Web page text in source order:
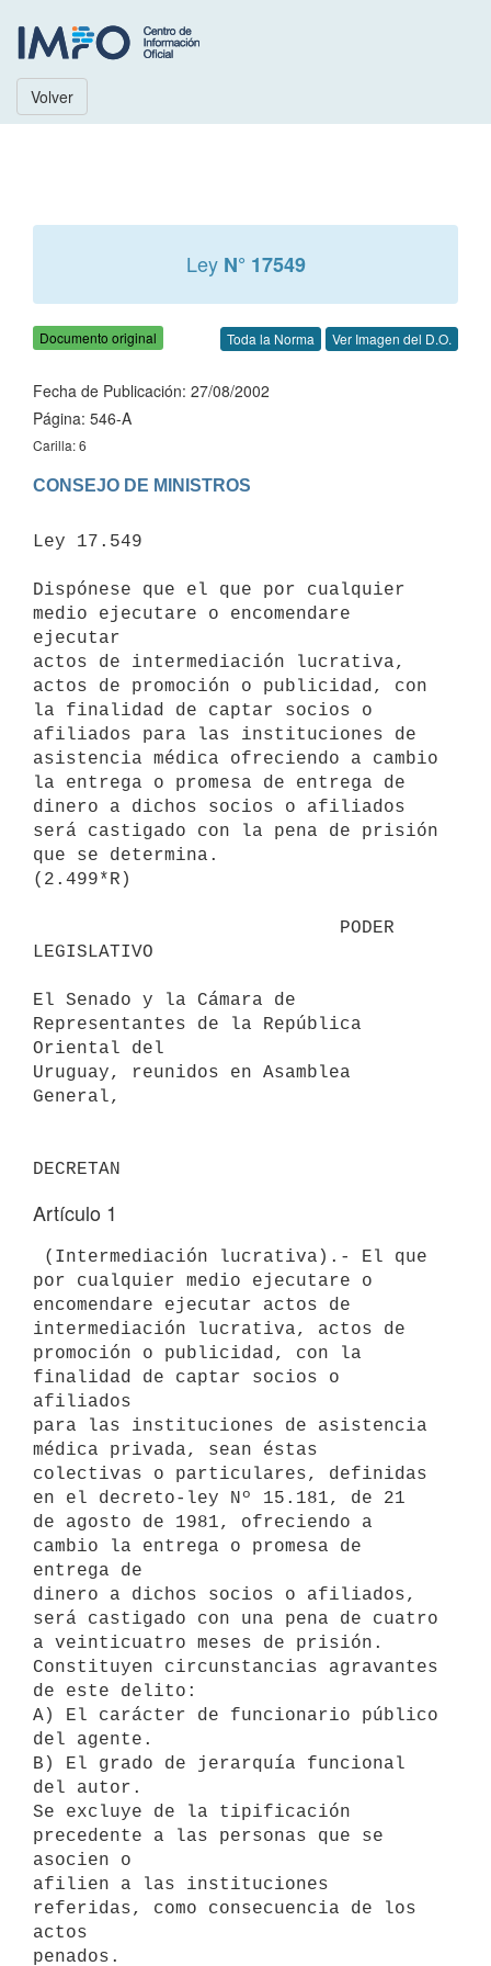
Volver
Ley N° 17549
Documento original Toda la Norma Ver Imagen del D.O.
Fecha de Publicación: 27/08/2002
Página: 546-A
Carilla: 6
CONSEJO DE MINISTROS
Ley 17.549
Dispónese que el que por cualquier
medio ejecutare o encomendare
ejecutar
actos de intermediación lucrativa,
actos de promoción o publicidad, con
la finalidad de captar socios o
afiliados para las instituciones de
asistencia médica ofreciendo a cambio
la entrega o promesa de entrega de
dinero a dichos socios o afiliados
será castigado con la pena de prisión
que se determina.
(2.499*R)
LEGISLATIVO
El Senado y la Cámara de
Representantes de la República
Oriental del
Uruguay, reunidos en Asamblea
General,
Artículo 1
por cualquier medio ejecutare o
encomendare ejecutar actos de
intermediación lucrativa, actos de
promoción o publicidad, con la
finalidad de captar socios o
afiliados
para las instituciones de asistencia
médica privada, sean éstas
colectivas o particulares, definidas
en el decreto-ley Nº 15.181, de 21
de agosto de 1981, ofreciendo a
cambio la entrega o promesa de
entrega de
dinero a dichos socios o afiliados,
será castigado con una pena de cuatro
a veinticuatro meses de prisión.
Constituyen circunstancias agravantes
de este delito:
A) El carácter de funcionario público
del agente.
B) El grado de jerarquía funcional
del autor.
Se excluye de la tipificación
precedente a las personas que se
asocien o
afilien a las instituciones
referidas, como consecuencia de los
actos